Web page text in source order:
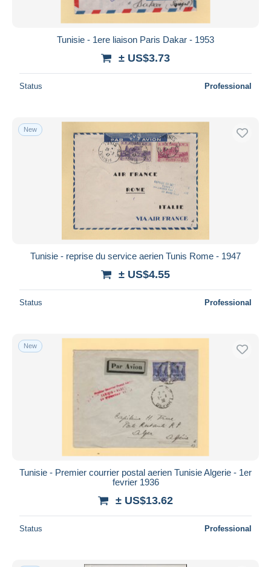
Tunisie - 1ere liaison Paris Dakar - 1953
± US$3.73
Status Professional
New
Tunisie - reprise du service aerien Tunis Rome - 1947
± US$4.55
Status Professional
New
Tunisie - Premier courrier postal aerien Tunisie Algerie - 1er
fevrier 1936
± US$13.62
Status Professional